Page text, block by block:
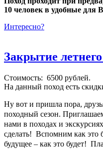
10 человек в удобные для
Интересно?
Закрытие летнего
Стоимость: 6500 рублей.
На данный поход есть
Ну вот и пришла пора,
походный сезон.
нами в походах и
сделать! Вспомним как это
будущее – как это будет!